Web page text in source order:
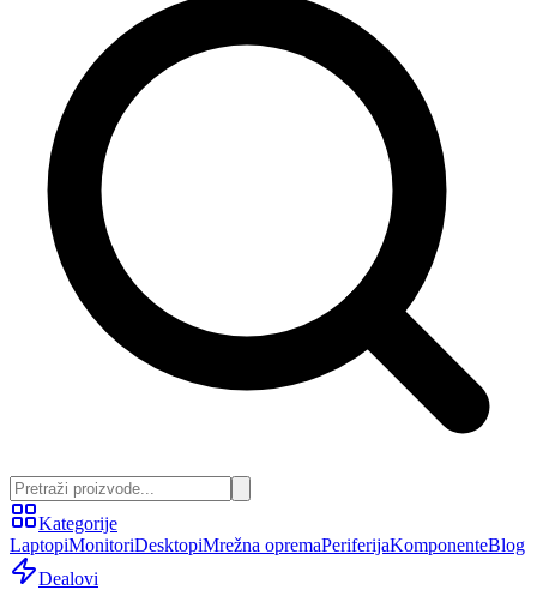
Kategorije
LaptopiMonitoriDesktopiMrežna opremaPeriferijaKomponenteBlog
Dealovi